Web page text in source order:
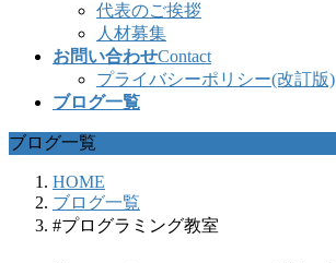
代表のご挨拶
人材募集
お問い合わせContact
プライバシーポリシー(改訂版)
ブログ一覧
ブログ一覧
HOME
ブログ一覧
#プログラミング教室